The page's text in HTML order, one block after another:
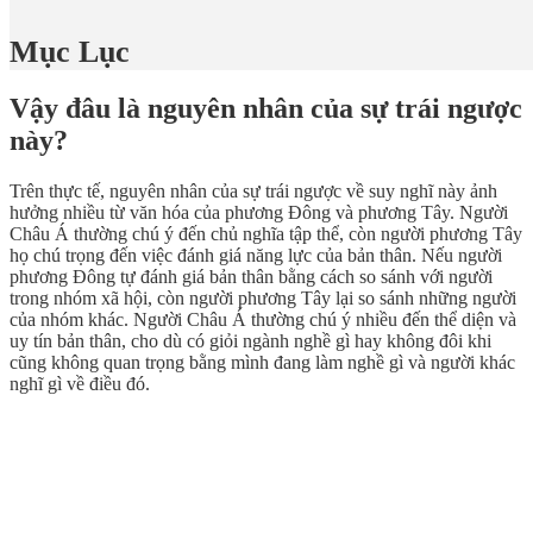
Mục Lục
Vậy đâu là nguyên nhân của sự trái ngược
này?
Trên thực tế, nguyên nhân của sự trái ngược về suy nghĩ này ảnh
hưởng nhiều từ văn hóa của phương Đông và phương Tây. Người
Châu Á thường chú ý đến chủ nghĩa tập thể, còn người phương Tây
họ chú trọng đến việc đánh giá năng lực của bản thân. Nếu người
phương Đông tự đánh giá bản thân bằng cách so sánh với người
trong nhóm xã hội, còn người phương Tây lại so sánh những người
của nhóm khác. Người Châu Á thường chú ý nhiều đến thể diện và
uy tín bản thân, cho dù có giỏi ngành nghề gì hay không đôi khi
cũng không quan trọng bằng mình đang làm nghề gì và người khác
nghĩ gì về điều đó.